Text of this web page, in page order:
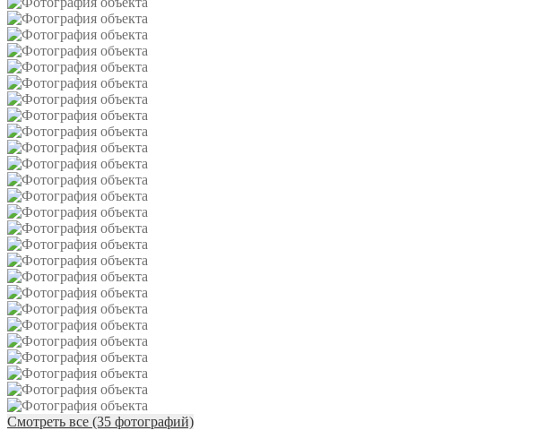
Смотреть все (35 фотографий)